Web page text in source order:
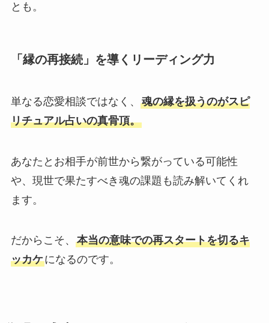
とも。
「縁の再接続」を導くリーディング力
単なる恋愛相談ではなく、 魂の縁を扱うのがスピ
リチュアル占いの真骨頂。
あなたとお相手が前世から繋がっている可能性
や、現世で果たすべき魂の課題も読み解いてくれ
ます。
だからこそ、 本当の意味での再スタートを切るキ
ッカケになるのです。